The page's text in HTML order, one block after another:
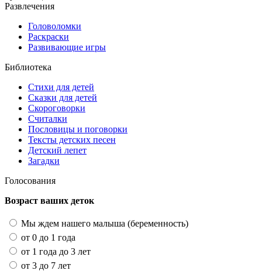
Развлечения
Головоломки
Раскраски
Развивающие игры
Библиотека
Стихи для детей
Сказки для детей
Скороговорки
Считалки
Пословицы и поговорки
Тексты детских песен
Детский лепет
Загадки
Голосования
Возраст ваших деток
Мы ждем нашего малыша (беременность)
от 0 до 1 года
от 1 года до 3 лет
от 3 до 7 лет